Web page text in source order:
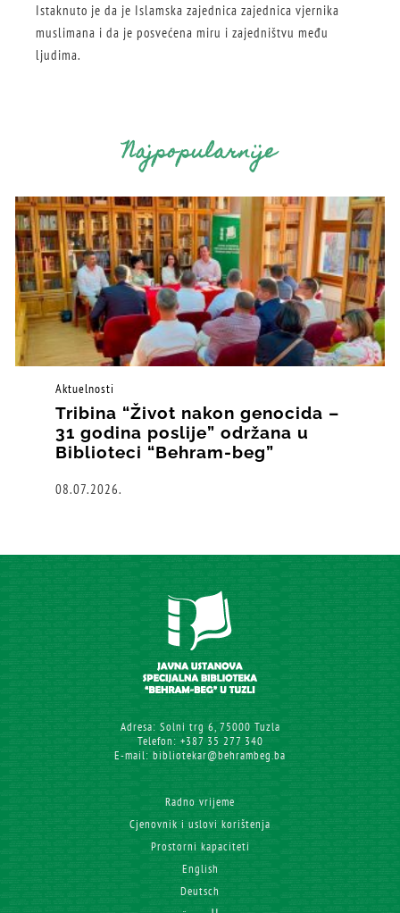
Istaknuto je da je Islamska zajednica zajednica vjernika
muslimana i da je posvećena miru i zajedništvu među
ljudima.
Najpopularnije
Aktuelnosti
Tribina “Život nakon genocida –
31 godina poslije” održana u
Biblioteci “Behram-beg”
08.07.2026.
Adresa: Solni trg 6, 75000 Tuzla
Telefon: +387 35 277 340
E-mail: bibliotekar@behrambeg.ba
Radno vrijeme
Cjenovnik i uslovi korištenja
Prostorni kapaciteti
English
Deutsch